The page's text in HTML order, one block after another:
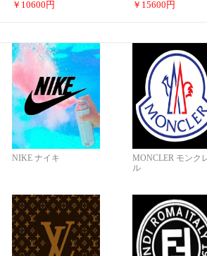
￥ 10600 円 ￥ 15600 円
NIKE ナイキ
MONCLER モンク
ル